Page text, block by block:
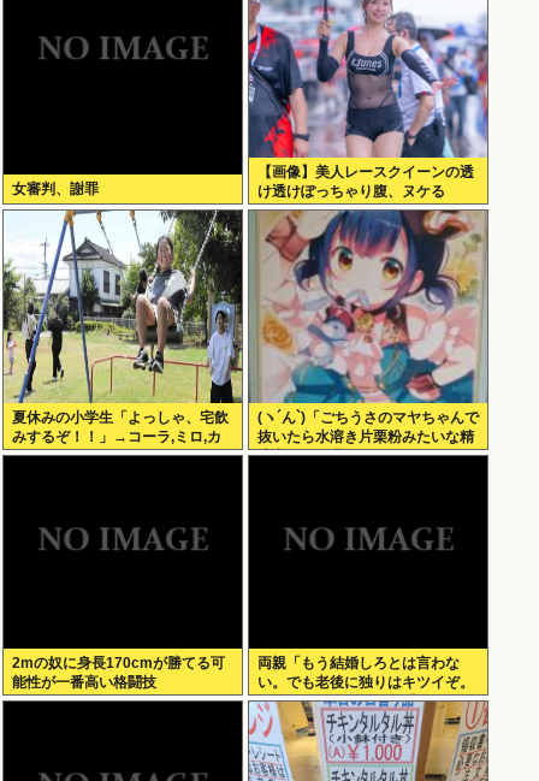
女審判、謝罪
【画像】美人レースクイーンの透
け透けぽっちゃり腹、ヌケる
夏休みの小学生「よっしゃ、宅飲
みするぞ！！」→コーラ,ミロ,カ
ルピス！www
(ヽ´ん`)「ごちうさのマヤちゃんで
抜いたら水溶き片栗粉みたいな精
液出てきて我ながらビビった」
2mの奴に身長170cmが勝てる可
能性が一番高い格闘技
両親「もう結婚しろとは言わな
い。でも老後に独りはキツイぞ。
どうするんだ？」俺ら「…」